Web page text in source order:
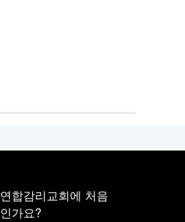
연합감리교회에 처음
인가요?